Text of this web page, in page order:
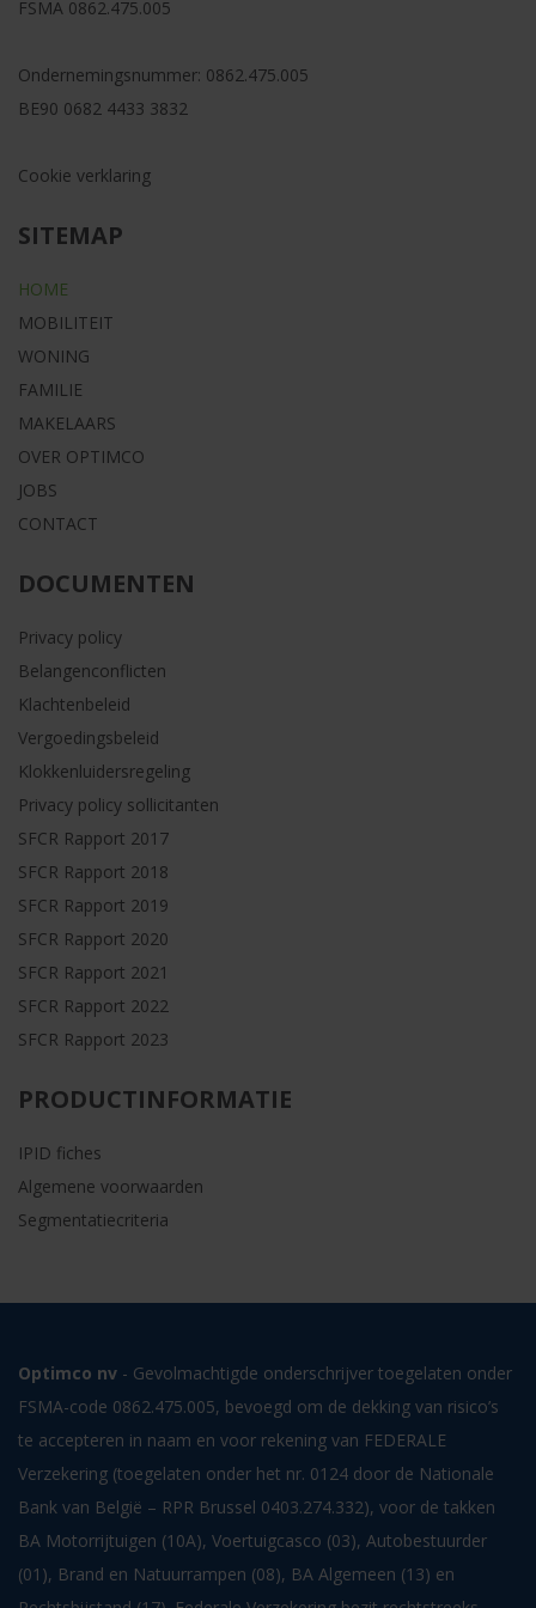
FSMA 0862.475.005
Ondernemingsnummer: 0862.475.005
BE90 0682 4433 3832
Cookie verklaring
SITEMAP
HOME
MOBILITEIT
WONING
FAMILIE
MAKELAARS
OVER OPTIMCO
JOBS
CONTACT
DOCUMENTEN
Privacy policy
Belangenconflicten
Klachtenbeleid
Vergoedingsbeleid
Klokkenluidersregeling
Privacy policy sollicitanten
SFCR Rapport 2017
SFCR Rapport 2018
SFCR Rapport 2019
SFCR Rapport 2020
SFCR Rapport 2021
SFCR Rapport 2022
SFCR Rapport 2023
PRODUCTINFORMATIE
IPID fiches
Algemene voorwaarden
Segmentatiecriteria
Optimco nv - Gevolmachtigde onderschrijver toegelaten onder
FSMA-code 0862.475.005, bevoegd om de dekking van risico’s
te accepteren in naam en voor rekening van FEDERALE
Verzekering (toegelaten onder het nr. 0124 door de Nationale
Bank van België – RPR Brussel 0403.274.332), voor de takken
BA Motorrijtuigen (10A), Voertuigcasco (03), Autobestuurder
(01), Brand en Natuurrampen (08), BA Algemeen (13) en